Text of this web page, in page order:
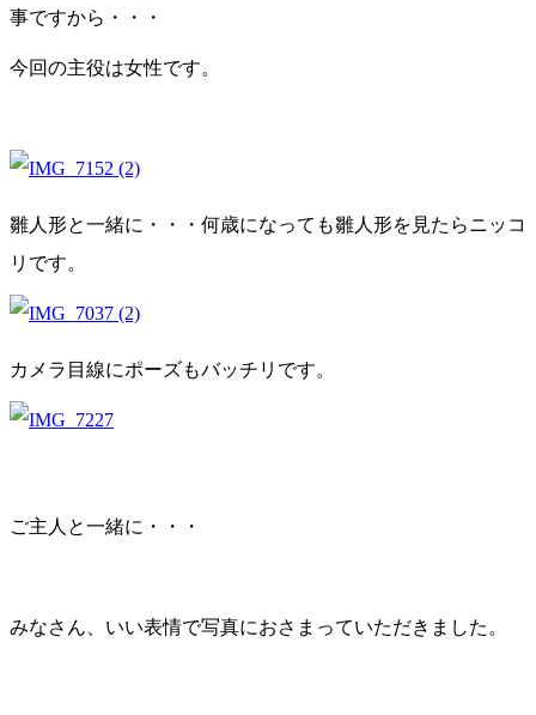
事ですから・・・
今回の主役は女性です。
雛人形と一緒に・・・何歳になっても雛人形を見たらニッコ
リです。
カメラ目線にポーズもバッチリです。
ご主人と一緒に・・・
みなさん、いい表情で写真におさまっていただきました。